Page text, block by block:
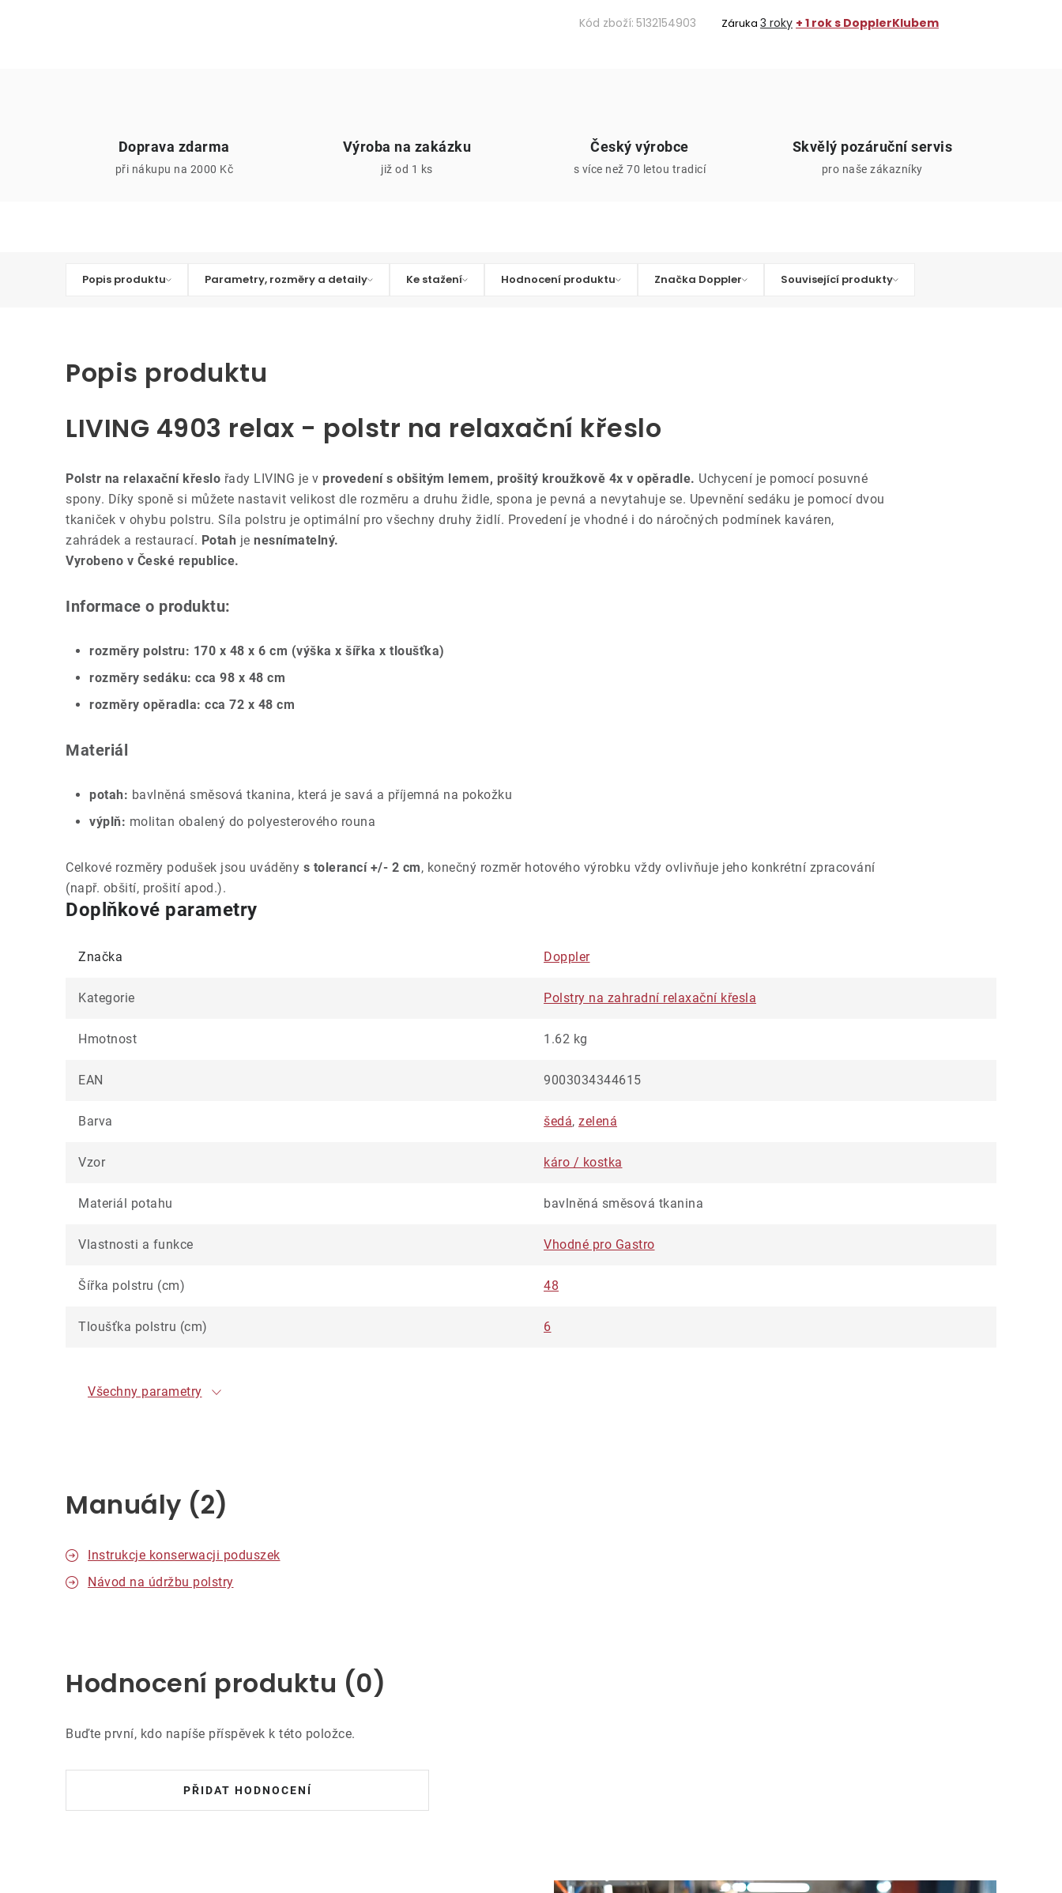
Kód zboží: 5132154903 Záruka 3 roky + 1 rok s DopplerKlubem
Doprava zdarma
při nákupu na 2000 Kč
Výroba na zakázku
již od 1 ks
Český výrobce
s více než 70 letou tradicí
Skvělý pozáruční servis
pro naše zákazníky
Popis produktu Parametry, rozměry a detaily Ke stažení Hodnocení produktu Značka Doppler Související produkty
Popis produktu
LIVING 4903 relax - polstr na relaxační křeslo
Polstr na relaxační křeslo řady LIVING je v provedení s obšitým lemem, prošitý kroužkově 4x v opěradle. Uchycení je pomocí posuvné
spony. Díky sponě si můžete nastavit velikost dle rozměru a druhu židle, spona je pevná a nevytahuje se. Upevnění sedáku je pomocí dvou
tkaniček v ohybu polstru. Síla polstru je optimální pro všechny druhy židlí. Provedení je vhodné i do náročných podmínek kaváren,
zahrádek a restaurací. Potah je nesnímatelný.
Vyrobeno v České republice.
Informace o produktu:
rozměry polstru: 170 x 48 x 6 cm (výška x šířka x tloušťka)
rozměry sedáku: cca 98 x 48 cm
rozměry opěradla: cca 72 x 48 cm
Materiál
potah: bavlněná směsová tkanina, která je savá a příjemná na pokožku
výplň: molitan obalený do polyesterového rouna
Celkové rozměry podušek jsou uváděny s tolerancí +/- 2 cm, konečný rozměr hotového výrobku vždy ovlivňuje jeho konkrétní zpracování
(např. obšití, prošití apod.).
Doplňkové parametry
Značka Doppler
Kategorie Polstry na zahradní relaxační křesla
Hmotnost 1.62 kg
EAN 9003034344615
Barva šedá, zelená
Vzor káro / kostka
Materiál potahu bavlněná směsová tkanina
Vlastnosti a funkce Vhodné pro Gastro
Šířka polstru (cm) 48
Tloušťka polstru (cm) 6
Všechny parametry
Manuály (2)
Instrukcje konserwacji poduszek
Návod na údržbu polstry
Hodnocení produktu (0)
Buďte první, kdo napíše příspěvek k této položce.
PŘIDAT HODNOCENÍ